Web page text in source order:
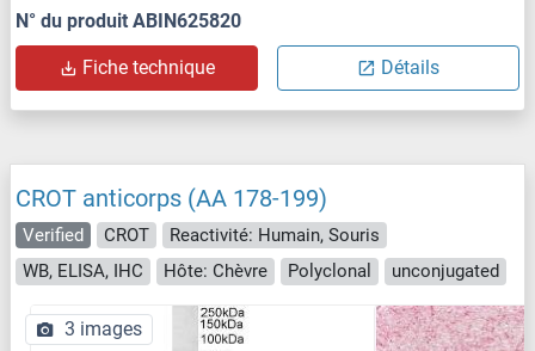
N° du produit ABIN625820
Fiche technique Détails
CROT anticorps (AA 178-199)
Verified CROT
Reactivité: Humain, Souris
WB, ELISA, IHC
Hôte: Chèvre Polyclonal unconjugated
3 images